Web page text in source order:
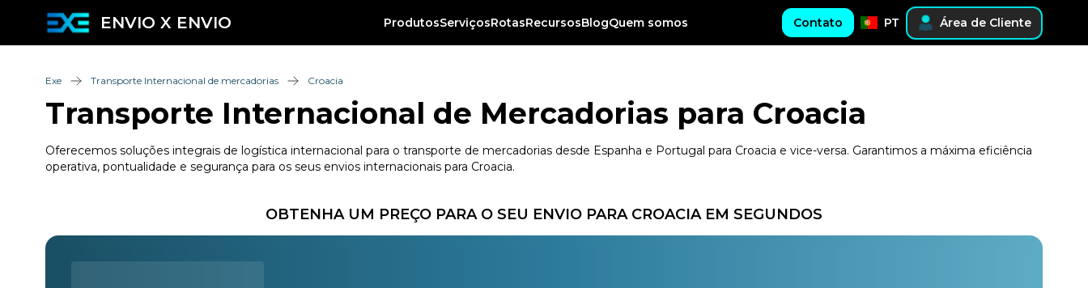
ENVIO X ENVIO ProdutosServiçosRotasRecursosBlogQuem somos Contato PT Área de Cliente
Exe Transporte Internacional de mercadorias Croacia
Transporte Internacional de Mercadorias para Croacia
Oferecemos soluções integrais de logística internacional para o transporte de mercadorias desde Espanha e Portugal para Croacia e vice-versa. Garantimos a máxima eficiência
operativa, pontualidade e segurança para os seus envios internacionais para Croacia.
OBTENHA UM PREÇO PARA O SEU ENVIO PARA CROACIA EM SEGUNDOS